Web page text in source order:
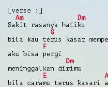
[verse :]
Am
Dm
Sakit rasanya hatiku
G
bila kau terus kasar
F
aku bisa pergi
Dm
meninggalkan dirimu
E
bila caramu terus kasari